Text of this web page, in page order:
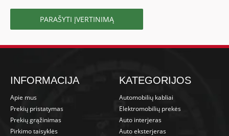
PARAŠYTI ĮVERTINIMĄ
INFORMACIJA
Apie mus
Prekių pristatymas
Prekių grąžinimas
Pirkimo taisyklės
KATEGORIJOS
Automobilių kabliai
Elektromobilių prekės
Auto interjeras
Auto eksterjeras